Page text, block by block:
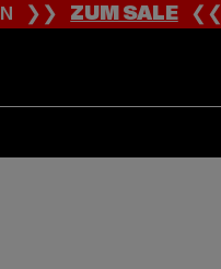
❯❯ZUM SALE❮❮